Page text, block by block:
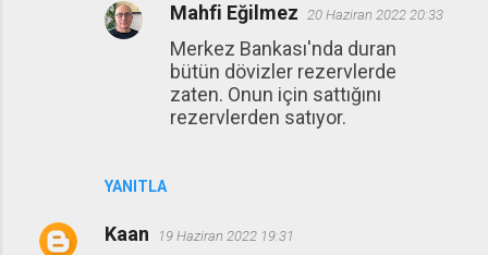
YANITLA
Mahfi Eğilmez 20 Haziran 2022 20:33
Merkez Bankası'nda duran
bütün dövizler rezervlerde
zaten. Onun için sattığını
rezervlerden satıyor.
Kaan 19 Haziran 2022 19:31